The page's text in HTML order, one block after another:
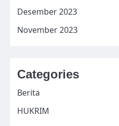
Desember 2023
November 2023
Categories
Berita
HUKRIM